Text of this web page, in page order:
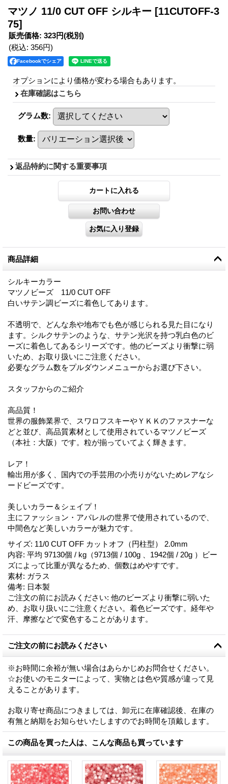
マツノ 11/0 CUT OFF シルキー [11CUTOFF-3
75]
販売価格: 323円(税別)
(税込: 356円)
Facebookでシェア
オプションにより価格が変わる場合もあります。
在庫確認はこちら
グラム数:
数量:
返品特約に関する重要事項
商品詳細
シルキーカラー
マツノビーズ 11/0 CUT OFF
白いサテン調ビーズに着色してあります。
不透明で、どんな糸や地布でも色が感じられる見た目になり
ます。シルクサテンのような、サテン光沢を持つ乳白色のビ
ーズに着色してあるシリーズです。他のビーズより衝撃に弱
いため、お取り扱いにご注意ください。
必要なグラム数をプルダウンメニューからお選び下さい。
スタッフからのご紹介
高品質！
世界の服飾業界で、スワロフスキーやＹＫＫのファスナーな
どと並び、高品質素材として使用されているマツノビーズ
（本社：大阪）です。粒が揃っていてよく輝きます。
レア！
輸出用が多く、国内での手芸用の小売りがないためレアなシ
ードビーズです。
美しいカラー＆シェイプ！
主にファッション・アパレルの世界で使用されているので、
中間色など美しいカラーが魅力です。
サイズ: 11/0 CUT OFF カットオフ（円柱型） 2.0mm
内容: 平均 97130個 / kg（9713個 / 100g 、1942個 / 20g ）ビー
ズによって比重が異なるため、個数はめやすです。
素材: ガラス
備考: 日本製
ご注文の前にお読みください: 他のビーズより衝撃に弱いた
め、お取り扱いにご注意ください。着色ビーズです。経年や
汗、摩擦などで変色することがあります。
ご注文の前にお読みください
※お時間に余裕が無い場合はあらかじめお問合せください。
☆お使いのモニターによって、実物とは色や質感が違って見
えることがあります。
お取り寄せ商品につきましては、卸元に在庫確認後、在庫の
有無と納期をお知らせいたしますのでお時間を頂戴します。
この商品を買った人は、こんな商品も買っています